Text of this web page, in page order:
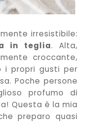
irresistibile:
in teglia. Alta,
croccante,
i propri gusti per
Poche persone
profumo di
Questa è la mia
preparo quasi